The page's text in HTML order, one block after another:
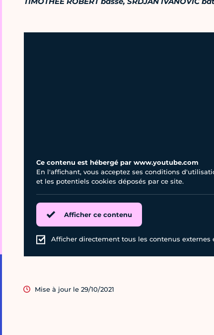
Ce contenu est hébergé par www.youtube.com
En l'affichant, vous acceptez ses conditions
et les potentiels cookies déposés par ce site.
Afficher ce contenu
Afficher directement tous les contenus externes
Mise à jour le 29/10/2021